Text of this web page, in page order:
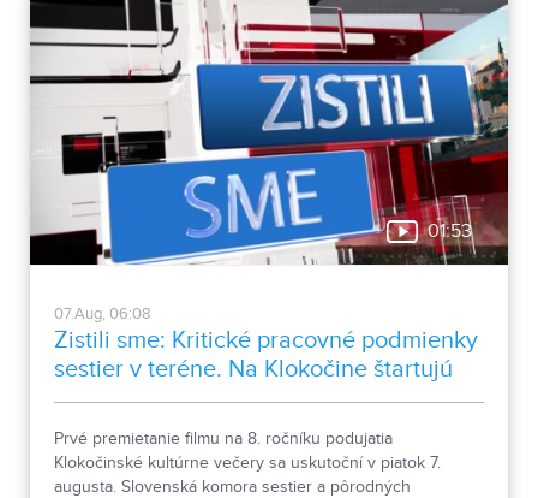
01:53
07.Aug, 06:08
Zistili sme: Kritické pracovné podmienky
sestier v teréne. Na Klokočine štartujú
kultúrne večery
Prvé premietanie filmu na 8. ročníku podujatia
Klokočinské kultúrne večery sa uskutoční v piatok 7.
augusta. Slovenská komora sestier a pôrodných